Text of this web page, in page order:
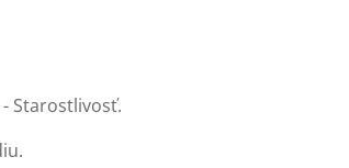
Starostlivosť.